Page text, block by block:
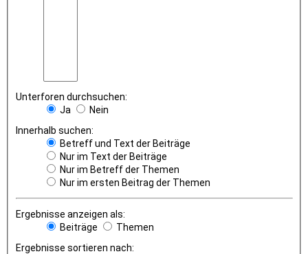
Unterforen durchsuchen:
Ja
Nein
Innerhalb suchen:
Betreff und Text der Beiträge
Nur im Text der Beiträge
Nur im Betreff der Themen
Nur im ersten Beitrag der Themen
Ergebnisse anzeigen als:
Beiträge
Themen
Ergebnisse sortieren nach: